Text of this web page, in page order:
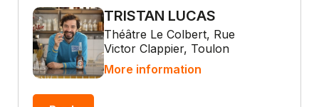
TRISTAN LUCAS
Théâtre Le Colbert, Rue
Victor Clappier, Toulon
More information